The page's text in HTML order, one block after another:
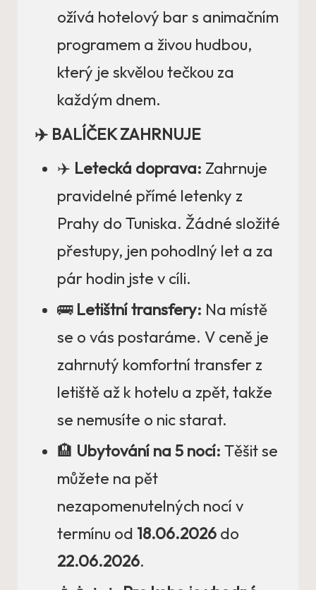
ožívá hotelový bar s animačním
programem a živou hudbou,
který je skvělou tečkou za
každým dnem.
✈️ BALÍČEK ZAHRNUJE
✈️ Letecká doprava: Zahrnuje
pravidelné přímé letenky z
Prahy do Tuniska. Žádné složité
přestupy, jen pohodlný let a za
pár hodin jste v cíli.
🚌 Letištní transfery: Na místě
se o vás postaráme. V ceně je
zahrnutý komfortní transfer z
letiště až k hotelu a zpět, takže
se nemusíte o nic starat.
🏨 Ubytování na 5 nocí: Těšit se
můžete na pět
nezapomenutelných nocí v
termínu od 18.06.2026 do
22.06.2026.